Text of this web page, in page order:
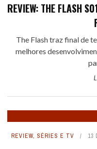
REVIEW: THE FLASH
The Flash traz final de
melhores
REVIEW, SÉRIES E TV 13